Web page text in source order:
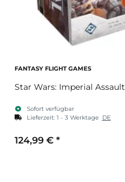
FANTASY FLIGHT GAMES
Star Wars: Imperial Assault
Sofort verfügbar
Lieferzeit: 1 - 3 Werktage DE
124,99 € *